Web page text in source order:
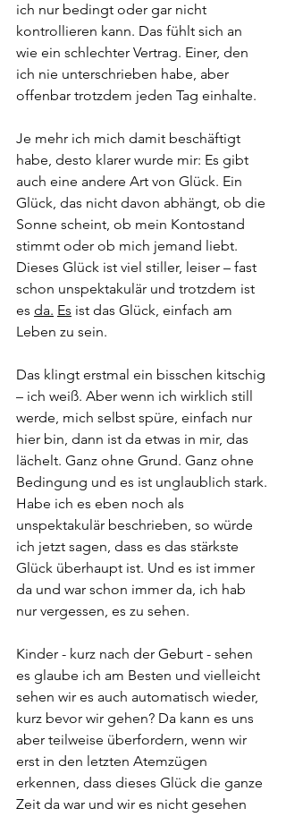
ich nur bedingt oder gar nicht
kontrollieren kann. Das fühlt sich an
wie ein schlechter Vertrag. Einer, den
ich nie unterschrieben habe, aber
offenbar trotzdem jeden Tag einhalte.
Je mehr ich mich damit beschäftigt
habe, desto klarer wurde mir: Es gibt
auch eine andere Art von Glück. Ein
Glück, das nicht davon abhängt, ob die
Sonne scheint, ob mein Kontostand
stimmt oder ob mich jemand liebt.
Dieses Glück ist viel stiller, leiser – fast
schon unspektakulär und trotzdem ist
es da. Es ist das Glück, einfach am
Leben zu sein.
Das klingt erstmal ein bisschen kitschig
– ich weiß. Aber wenn ich wirklich still
werde, mich selbst spüre, einfach nur
hier bin, dann ist da etwas in mir, das
lächelt. Ganz ohne Grund. Ganz ohne
Bedingung und es ist unglaublich stark.
Habe ich es eben noch als
unspektakulär beschrieben, so würde
ich jetzt sagen, dass es das stärkste
Glück überhaupt ist. Und es ist immer
da und war schon immer da, ich hab
nur vergessen, es zu sehen.
Kinder - kurz nach der Geburt - sehen
es glaube ich am Besten und vielleicht
sehen wir es auch automatisch wieder,
kurz bevor wir gehen? Da kann es uns
aber teilweise überfordern, wenn wir
erst in den letzten Atemzügen
erkennen, dass dieses Glück die ganze
Zeit da war und wir es nicht gesehen